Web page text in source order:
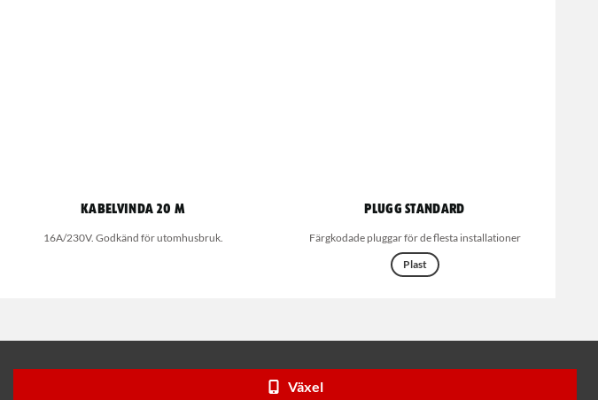
Kabelvinda 20 m
16A/230V. Godkänd för utomhusbruk.
Plugg standard
Färgkodade pluggar för de flesta installationer
Plast
Växel